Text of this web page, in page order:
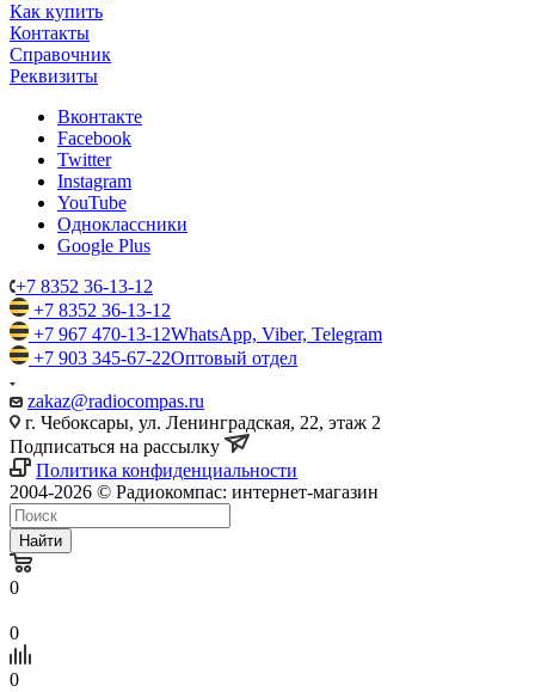
Как купить
Контакты
Справочник
Реквизиты
Вконтакте
Facebook
Twitter
Instagram
YouTube
Одноклассники
Google Plus
+7 8352 36-13-12
+7 8352 36-13-12
+7 967 470-13-12WhatsApp, Viber, Telegram
+7 903 345-67-22Оптовый отдел
zakaz@radiocompas.ru
г. Чебоксары, ул. Ленинградская, 22, этаж 2
Подписаться на рассылку
Политика конфиденциальности
2004-2026 © Радиокомпас: интернет-магазин
Найти
0
0
0